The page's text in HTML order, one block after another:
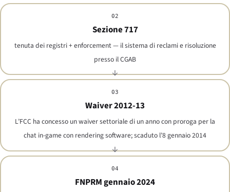
02
Sezione 717
tenuta dei registri + enforcement — il sistema di reclami e risoluzione
presso il CGAB
03
Waiver 2012-13
L’FCC ha concesso un waiver settoriale di un anno con proroga per la
chat in-game con rendering software; scaduto l’8 gennaio 2014
04
FNPRM gennaio 2024